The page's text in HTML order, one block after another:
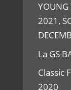
YOUNG
2021,
La GS
Classic
2020